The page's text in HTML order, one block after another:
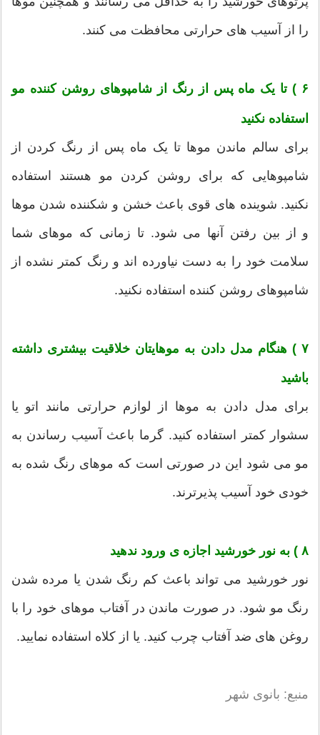
را از آسیب های حرارتی محافظت می کنند.
۶ ) تا یک ماه پس از رنگ از شامپوهای روشن کننده مو
استفاده نکنید
برای سالم ماندن موها تا یک ماه پس از رنگ کردن از
شامپوهایی که برای روشن کردن مو هستند استفاده
نکنید. شوینده های قوی باعث خشن و شکننده شدن موها
و از بین رفتن آنها می شود. تا زمانی که موهای شما
سلامت خود را به دست نیاورده اند و رنگ کمتر نشده از
شامپوهای روشن کننده استفاده نکنید.
۷ ) هنگام مدل دادن به موهایتان خلاقیت بیشتری داشته
باشید
برای مدل دادن به موها از لوازم حرارتی مانند اتو یا
سشوار کمتر استفاده کنید. گرما باعث آسیب رساندن به
مو می شود این در صورتی است که موهای رنگ شده به
خودی خود آسیب پذیرترند.
۸ ) به نور خورشید اجازه ی ورود ندهید
نور خورشید می تواند باعث کم رنگ شدن یا مرده شدن
رنگ مو شود. در صورت ماندن در آفتاب موهای خود را با
روغن های ضد آفتاب چرب کنید. یا از کلاه استفاده نمایید.
منبع: بانوی شهر